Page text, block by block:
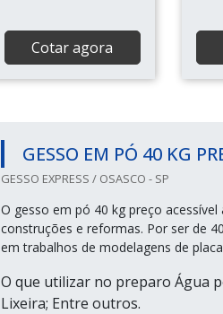
Cotar agora
GESSO EM PÓ 40 KG
GESSO EXPRESS / OSASCO - SP
O gesso em pó 40 kg preço
construções e reformas. Por ser de
em trabalhos de modelagens de
O que utilizar no preparo Água
Lixeira; Entre outros.